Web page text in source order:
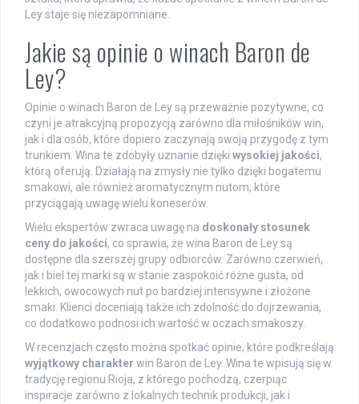
Ley staje się niezapomniane.
Jakie są opinie o winach Baron de
Ley?
Opinie o winach Baron de Ley są przeważnie pozytywne, co
czyni je atrakcyjną propozycją zarówno dla miłośników win,
jak i dla osób, które dopiero zaczynają swoją przygodę z tym
trunkiem. Wina te zdobyły uznanie dzięki wysokiej jakości,
którą oferują. Działają na zmysły nie tylko dzięki bogatemu
smakowi, ale również aromatycznym nutom, które
przyciągają uwagę wielu koneserów.
Wielu ekspertów zwraca uwagę na doskonały stosunek
ceny do jakości, co sprawia, że wina Baron de Ley są
dostępne dla szerszej grupy odbiorców. Zarówno czerwień,
jak i biel tej marki są w stanie zaspokoić różne gusta, od
lekkich, owocowych nut po bardziej intensywne i złożone
smaki. Klienci doceniają także ich zdolność do dojrzewania,
co dodatkowo podnosi ich wartość w oczach smakoszy.
W recenzjach często można spotkać opinie, które podkreślają
wyjątkowy charakter win Baron de Ley. Wina te wpisują się w
tradycję regionu Rioja, z którego pochodzą, czerpiąc
inspiracje zarówno z lokalnych technik produkcji, jak i